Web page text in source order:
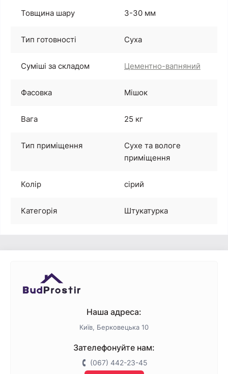
Товщина шару 3-30 мм
Тип готовності Суха
Суміші за складом Цементно-вапняний
Фасовка Мішок
Вага 25 кг
Тип приміщення
Сухе та вологе
приміщення
Колір сірий
Категорія Штукатурка
Наша адреса:
Київ, Берковецька 10
Зателефонуйте нам:
(067) 442-23-45